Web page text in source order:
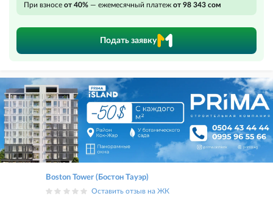
При взносе от 40% — ежемесячный платеж от 98 343 сом
Подать заявку
Boston Tower (Бостон Тауэр)
Оставить отзыв на ЖК